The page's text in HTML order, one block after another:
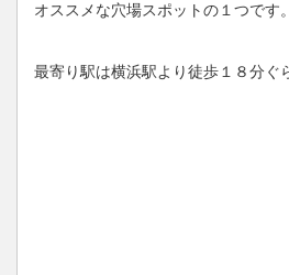
オススメな穴場スポットの１つです。
最寄り駅は横浜駅より徒歩１８分ぐ